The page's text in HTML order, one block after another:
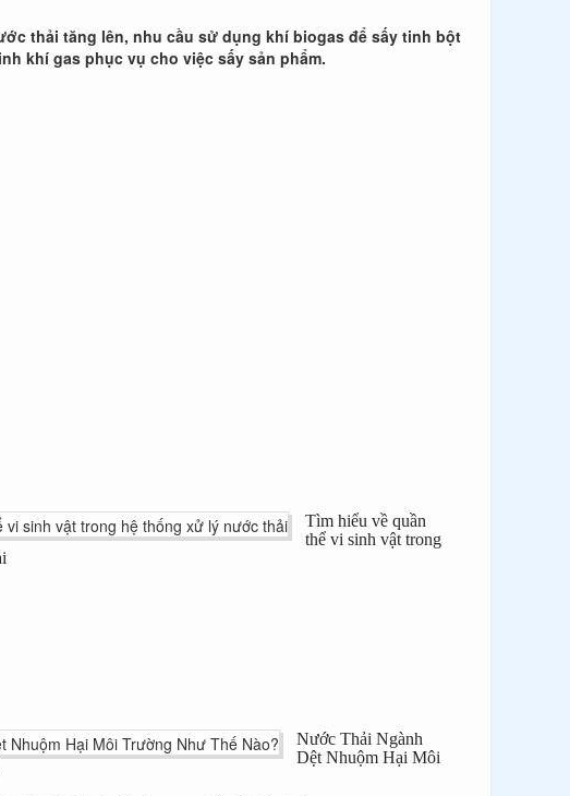
thải tăng lên, nhu cầu sử dụng khí biogas để sấy tinh bột
khí gas phục vụ cho việc sấy sản phẩm.
Tìm hiểu về quần
thể vi sinh vật trong
Nước Thải Ngành
Dệt Nhuộm Hại Môi